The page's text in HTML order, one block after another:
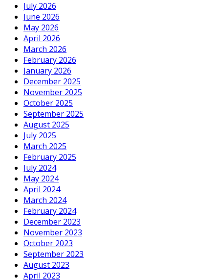
July 2026
June 2026
May 2026
April 2026
March 2026
February 2026
January 2026
December 2025
November 2025
October 2025
September 2025
August 2025
July 2025
March 2025
February 2025
July 2024
May 2024
April 2024
March 2024
February 2024
December 2023
November 2023
October 2023
September 2023
August 2023
April 2023